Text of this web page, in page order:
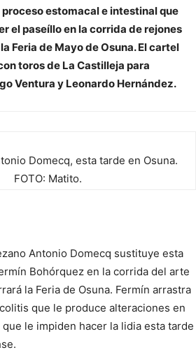
estomacal e intestinal que
el paseíllo en la corrida de rejones
Feria de Mayo de Osuna. El cartel
toros de La Castilleja para
Ventura y Leonardo Hernández.
Domecq, esta tarde en Osuna.
FOTO: Matito.
Antonio Domecq sustituye esta
Bohórquez en la corrida del arte
la Feria de Osuna. Fermín arrastra
que le produce alteraciones en
le impiden hacer la lidia esta tarde